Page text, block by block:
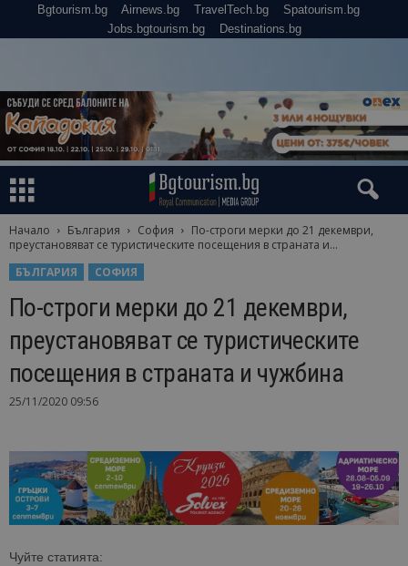
Bgtourism.bg Airnews.bg TravelTech.bg
Spatourism.bg
Jobs.bgtourism.bg
Destinations.bg
Начало България София
По-строги мерки до 21 декември,
преустановяват се туристическите посещения в страната и...
БЪЛГАРИЯ
СОФИЯ
По-строги мерки до 21 декември,
преустановяват се туристическите
посещения в страната и чужбина
25/11/2020 09:56
Чуйте статията: